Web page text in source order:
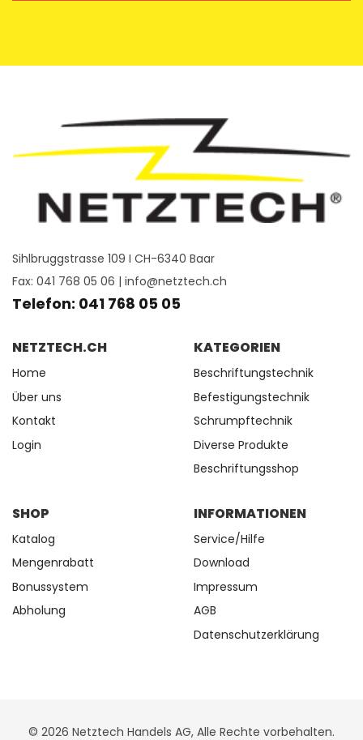
Sihlbruggstrasse 109 I CH-6340 Baar
Fax: 041 768 05 06 | info@netztech.ch
Telefon: 041 768 05 05
NETZTECH.CH
Home
Über uns
Kontakt
Login
KATEGORIEN
Beschriftungstechnik
Befestigungstechnik
Schrumpftechnik
Diverse Produkte
Beschriftungsshop
SHOP
Katalog
Mengenrabatt
Bonussystem
Abholung
INFORMATIONEN
Service/Hilfe
Download
Impressum
AGB
Datenschutzerklärung
© 2026 Netztech Handels AG, Alle Rechte vorbehalten.